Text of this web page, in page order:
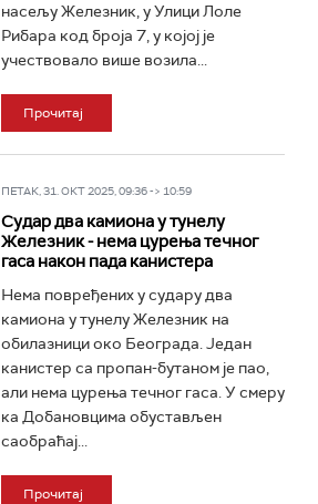
насељу Железник, у Улици Лоле
Рибара код броја 7, у којој је
учествовало више возила...
Прочитај
ПЕТАК, 31. ОКТ 2025, 09:36 -> 10:59
Судар два камиона у тунелу
Железник - нема цурења течног
гаса након пада канистера
Нема повређених у судару два
камиона у тунелу Железник на
обилазници око Београда. Један
канистер са пропан-бутаном је пао,
али нема цурења течног гаса. У смеру
ка Добановцима обустављен
саобраћај...
Прочитај